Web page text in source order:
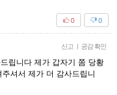
0
0
신고 | 공감 확인
립니다 제가 갑자기 쫌 당황
셔서 제가 더 감사드립니